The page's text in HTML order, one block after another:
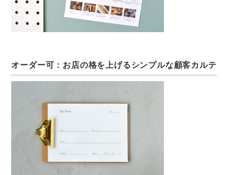
オーダー可：お店の格を上げるシンプルな顧客カルテ